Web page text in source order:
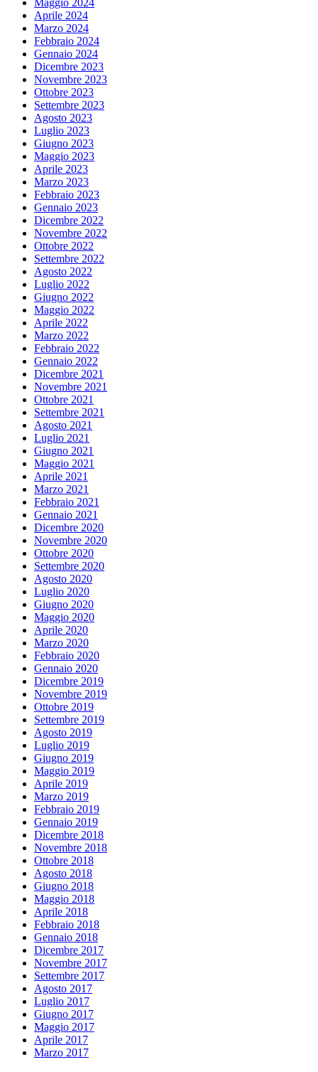
Maggio 2024
Aprile 2024
Marzo 2024
Febbraio 2024
Gennaio 2024
Dicembre 2023
Novembre 2023
Ottobre 2023
Settembre 2023
Agosto 2023
Luglio 2023
Giugno 2023
Maggio 2023
Aprile 2023
Marzo 2023
Febbraio 2023
Gennaio 2023
Dicembre 2022
Novembre 2022
Ottobre 2022
Settembre 2022
Agosto 2022
Luglio 2022
Giugno 2022
Maggio 2022
Aprile 2022
Marzo 2022
Febbraio 2022
Gennaio 2022
Dicembre 2021
Novembre 2021
Ottobre 2021
Settembre 2021
Agosto 2021
Luglio 2021
Giugno 2021
Maggio 2021
Aprile 2021
Marzo 2021
Febbraio 2021
Gennaio 2021
Dicembre 2020
Novembre 2020
Ottobre 2020
Settembre 2020
Agosto 2020
Luglio 2020
Giugno 2020
Maggio 2020
Aprile 2020
Marzo 2020
Febbraio 2020
Gennaio 2020
Dicembre 2019
Novembre 2019
Ottobre 2019
Settembre 2019
Agosto 2019
Luglio 2019
Giugno 2019
Maggio 2019
Aprile 2019
Marzo 2019
Febbraio 2019
Gennaio 2019
Dicembre 2018
Novembre 2018
Ottobre 2018
Agosto 2018
Giugno 2018
Maggio 2018
Aprile 2018
Febbraio 2018
Gennaio 2018
Dicembre 2017
Novembre 2017
Settembre 2017
Agosto 2017
Luglio 2017
Giugno 2017
Maggio 2017
Aprile 2017
Marzo 2017